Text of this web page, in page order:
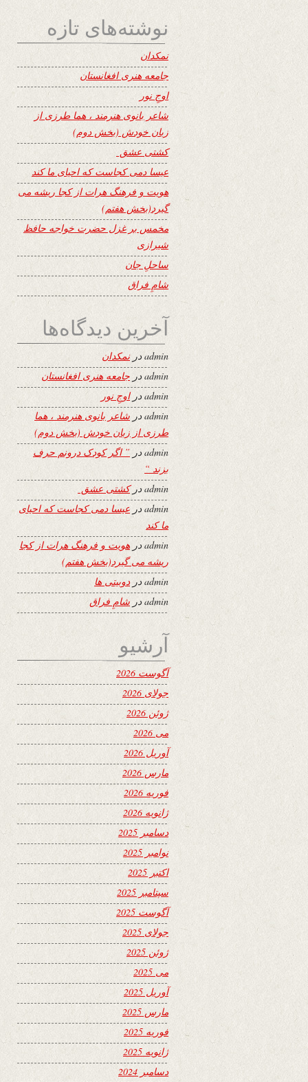
نوشته‌های تازه
نمکدان
جامعه هنری افغانستان
اوجِ نور
شاعر بانوی هنرمند ، هما طرزی از
زبان خودش (بخش دوم)
کشتی عشق
عیسا دمی کجاست که احیای ما کند
هویت و فرهنگ هرات از کجا ریشه می
گیرد(بخش هفتم)
مخمس بر غزل حضرت خواجه حافظ
شیرازی
ساحلِ جان
شامِ فراق
آخرین دیدگاه‌ها
adminدرنمکدان
adminدر جامعه هنری افغانستان
adminدراوجِ نور
adminدر شاعر بانوی هنرمند ، هما
طرزی از زبان خودش (بخش دوم)
adminدر ” اگر کودک درونم حرف
بزند “
adminدرکشتی عشق
adminدر عیسا دمی کجاست که احیای
ما کند
adminدر هویت و فرهنگ هرات از کجا
ریشه می گیرد(بخش هفتم)
adminدردوبیتی ها
admin در شامِ فراق
آرشیو
آگوست 2026
جولای 2026
ژوئن 2026
می 2026
آوریل 2026
مارس 2026
فوریه 2026
ژانویه 2026
دسامبر 2025
نوامبر 2025
اکتبر 2025
سپتامبر 2025
آگوست 2025
جولای 2025
ژوئن 2025
می 2025
آوریل 2025
مارس 2025
فوریه 2025
ژانویه 2025
دسامبر 2024